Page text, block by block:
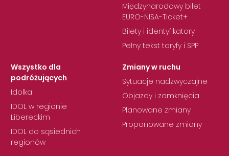
Międzynarodowy bilet
EURO-NISA-Ticket+
Bilety i identyfikatory
Pełny tekst taryfy i SPP
Wszystko dla
podróżujących
Idolka
IDOL w regionie
Libereckim
IDOL do sąsiednich
regionów
Zmiany w ruchu
Sytuacje nadzwyczajne
Objazdy i zamknięcia
Planowane zmiany
Proponowane zmiany